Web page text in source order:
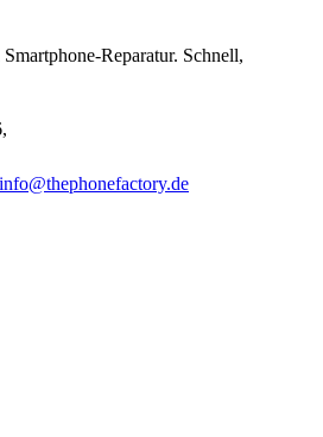
Reparatur. Schnell,
,
info@thephonefactory.de